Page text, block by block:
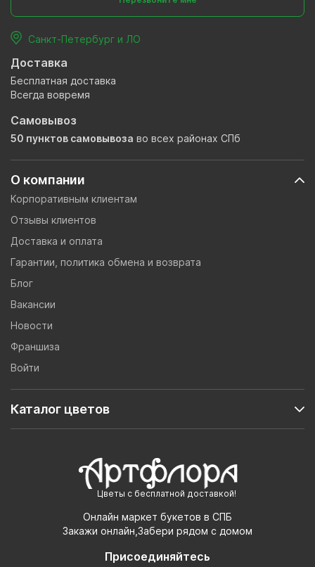
Цветы с бесплатной доставкой!
Онлайн маркет букетов в СПБ
Закажи онлайн,Забери рядом с домом
Присоединяйтесь
О компании
Корпоративным клиентам
Отзывы клиентов
Доставка и оплата
Гарантии, политика обмена и возврата
Блог
Вакансии
Новости
Франшиза
Войти
Каталог цветов
Санкт-Петербург и ЛО
Доставка
Бесплатная доставка
Всегда вовремя
Самовывоз
50 пунктов самовывоза во всех районах СПб